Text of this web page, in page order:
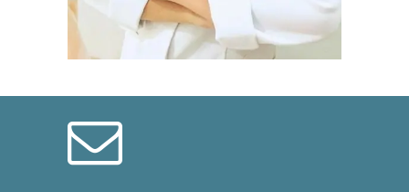
TALITA COLOMBO